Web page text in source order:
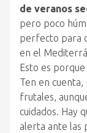
de veranos
pero poco
perfecto para
en el
Esto es
Ten en
frutales,
cuidados. Hay
alerta ante las